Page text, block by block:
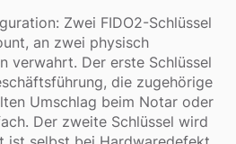
Zwei FIDO2-Schlüssel
an zwei physisch
verwahrt. Der erste Schlüssel
die zugehörige
Umschlag beim Notar oder
Der zweite Schlüssel wird